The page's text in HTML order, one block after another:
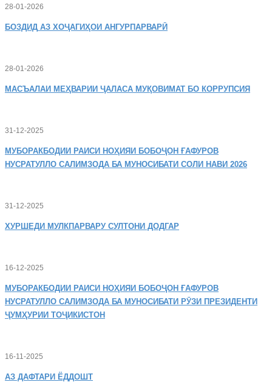
28-01-2026
БОЗДИД АЗ ХОҶАГИҲОИ АНГУРПАРВАРӢ
28-01-2026
МАСЪАЛАИ МЕҲВАРИИ ҶАЛАСА МУҚОВИМАТ БО КОРРУПСИЯ
31-12-2025
МУБОРАКБОДИИ РАИСИ НОҲИЯИ БОБОҶОН ҒАФУРОВ
НУСРАТУЛЛО САЛИМЗОДА БА МУНОСИБАТИ СОЛИ НАВИ 2026
31-12-2025
ХУРШЕДИ МУЛКПАРВАРУ СУЛТОНИ ДОДГАР
16-12-2025
МУБОРАКБОДИИ РАИСИ НОҲИЯИ БОБОҶОН ҒАФУРОВ
НУСРАТУЛЛО САЛИМЗОДА БА МУНОСИБАТИ РӮЗИ ПРЕЗИДЕНТИ
ҶУМҲУРИИ ТОҶИКИСТОН
16-11-2025
АЗ ДАФТАРИ ЁДДОШТ